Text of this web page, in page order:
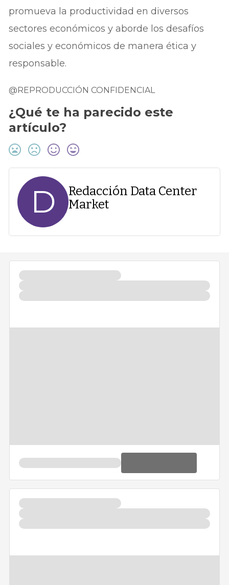
promueva la productividad en diversos
sectores económicos y aborde los desafíos
sociales y económicos de manera ética y
responsable.
@REPRODUCCIÓN CONFIDENCIAL
¿Qué te ha parecido este
artículo?
D
Redacción Data Center
Market